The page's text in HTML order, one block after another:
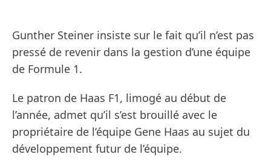
Gunther Steiner insiste sur le fait qu’il n’est pas
pressé de revenir dans la gestion d’une équipe
de Formule 1.
Le patron de Haas F1, limogé au début de
l’année, admet qu’il s’est brouillé avec le
propriétaire de l’équipe Gene Haas au sujet du
développement futur de l’équipe.